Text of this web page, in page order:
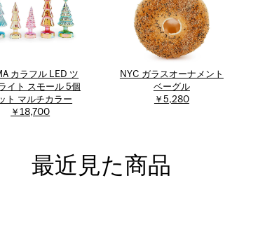
カラフル LED ツ
イト スモール 5個
ト マルチカラー
￥18,700
NYC ガラスオーナメント
ベーグル
￥5,280
最近見た商品